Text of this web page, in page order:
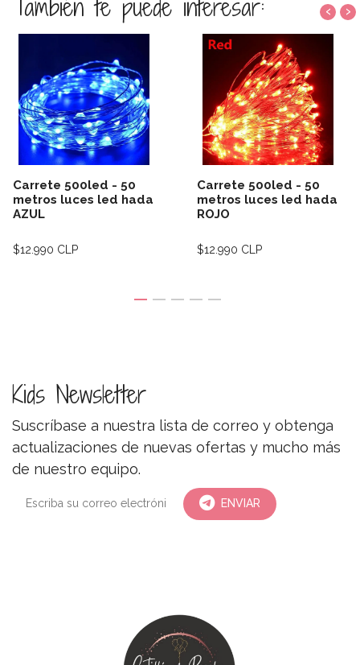
También te puede interesar:
Carrete 500led - 50
metros luces led hada
AZUL
$12.990 CLP
Carrete 500led - 50
metros luces led hada
ROJO
$12.990 CLP
‹ ›
Kids Newsletter
Suscríbase a nuestra lista de correo y obtenga
actualizaciones de nuevas ofertas y mucho más
de nuestro equipo.
ENVIAR